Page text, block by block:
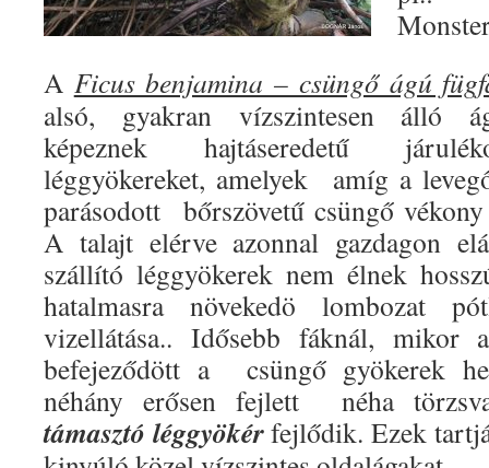
A Ficus benjamina – csüngő ágú
alsó, gyakran vízszintesen álló
képeznek hajtáseredetű
léggyökereket, amelyek amíg a
parásodott bőrszövetű csüngő
A talajt elérve azonnal gazdagon
szállító léggyökerek nem élnek
hatalmasra növekedö lombozat
vizellátása.. Idősebb fáknál, mikor
befejeződött a csüngő gyökerek
néhány erősen fejlett néha
támasztó léggyökérfejlődik. Ezek